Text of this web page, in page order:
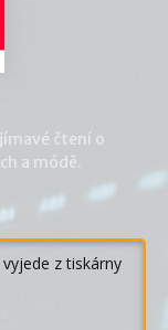
čtení o
a módě.
z tiskárny